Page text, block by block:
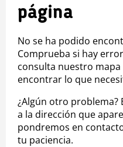
página
No se ha podido
Comprueba si hay
consulta nuestro
encontrar lo que
¿Algún otro problema?
a la dirección que
pondremos en
tu paciencia.